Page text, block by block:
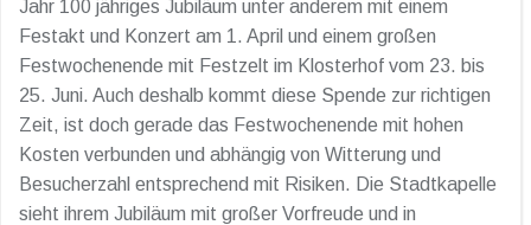
Jahr 100 jähriges Jubiläum unter anderem mit einem
Festakt und Konzert am 1. April und einem großen
Festwochenende mit Festzelt im Klosterhof vom 23. bis
25. Juni. Auch deshalb kommt diese Spende zur richtigen
Zeit, ist doch gerade das Festwochenende mit hohen
Kosten verbunden und abhängig von Witterung und
Besucherzahl entsprechend mit Risiken. Die Stadtkapelle
sieht ihrem Jubiläum mit großer Vorfreude und in